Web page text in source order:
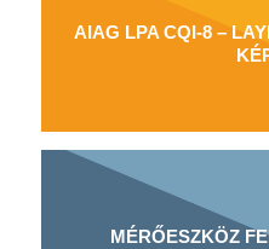
AIAG LPA CQI-8 –
MÉRŐESZKÖZ